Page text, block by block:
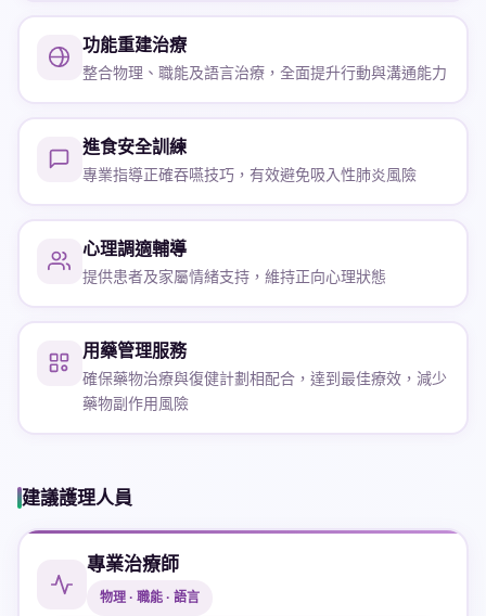
功能重建治療
整合物理、職能及語言治療，全面提升行動與溝通能力
進食安全訓練
專業指導正確吞嚥技巧，有效避免吸入性肺炎風險
心理調適輔導
提供患者及家屬情緒支持，維持正向心理狀態
用藥管理服務
確保藥物治療與復健計劃相配合，達到最佳療效，減少
藥物副作用風險
建議護理人員
專業治療師
物理 · 職能 · 語言